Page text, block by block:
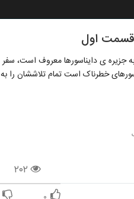
قسمت اول
جزیره ی دایناسورها معروف است، سفر
خطرناک است تمام تلاششان را به
۲۰۲